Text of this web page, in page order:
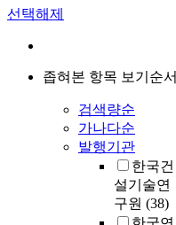
선택해제
좁혀본 항목 보기순서
검색량순
가나다순
발행기관
한국건
설기술연
구원 (38)